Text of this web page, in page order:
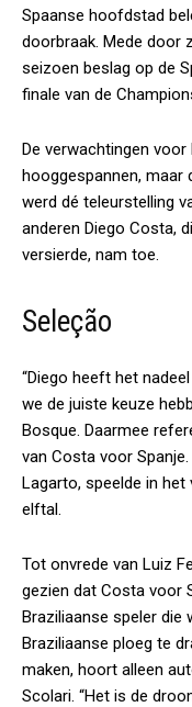
Spaanse hoofdstad
doorbraak. Mede door
seizoen beslag op de
finale van de
De verwachtingen
hooggespannen, maar
werd dé teleurstelling
anderen Diego Costa,
versierde, nam toe.
Seleção
“Diego heeft het
we de juiste keuze
Bosque. Daarmee
van Costa voor
Lagarto, speelde in het
elftal.
Tot onvrede van Luiz
gezien dat Costa voor
Braziliaanse speler die
Braziliaanse ploeg te
maken, hoort alleen
Scolari. “Het is de